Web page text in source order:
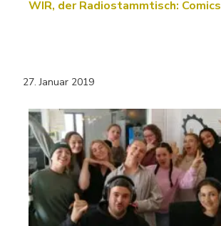
WIR, der Radiostammtisch: Comics
27. Januar 2019